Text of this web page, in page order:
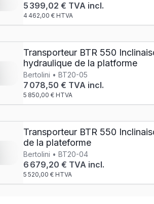
5 399,02 € TVA incl.
4 462,00 € HTVA
Transporteur BTR 550
hydraulique de la platforme
Bertolini • BT20-05
7 078,50 € TVA incl.
5 850,00 € HTVA
Transporteur BTR 550
de la plateforme
Bertolini • BT20-04
6 679,20 € TVA incl.
5 520,00 € HTVA